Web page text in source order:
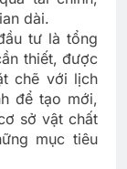
dài.
tư là tổng
thiết, được
chẽ với lịch
để tạo mới,
sở vật chất
mục tiêu